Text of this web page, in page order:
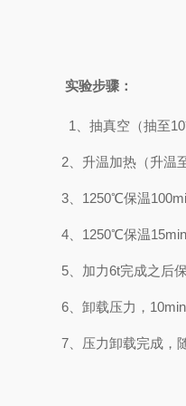
实验步骤：
1、抽真空（抽至10
2、升温加热（升温
3、1250℃保温
4、1250℃保温
5、加力6t完成之后
6、卸载压力，
7、压力卸载完成，